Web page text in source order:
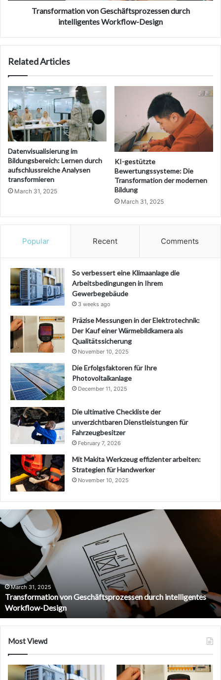
Transformation von Geschäftsprozessen durch
intelligentes Workflow-Design
Related Articles
Datenvisualisierung im
Bildungsbereich: Lernen durch
aufschlussreiche Analysen
transformieren
March 31, 2025
KI-gestützte
Bewertungssysteme: Die
Transformation der modernen
Bildung
March 31, 2025
Popular Recent Comments
So verbessert eine Klimaanlage die
Arbeitsbedingungen in Ihrem
Gewerbegebäude
3 weeks ago
Präzise Messungen in der Elektrotechnik:
Der Kauf einer Wärmebildkamera als
Qualitätssicherung
November 10, 2025
Die Erfolgsfaktoren für Ihre
Photovoltaikanlage
December 11, 2025
Die ultimative Checkliste der
unverzichtbaren Dienstleistungen für
Fahrzeugbesitzer
February 7, 2026
Mit Makita Werkzeug effizienter arbeiten:
Strategien für Handwerker
November 10, 2025
von Geschäftsprozessen durch intelligentes
KI-
Optimierung:
Netzwerkrand
March 31,
Edge-KI-
Most Viewd